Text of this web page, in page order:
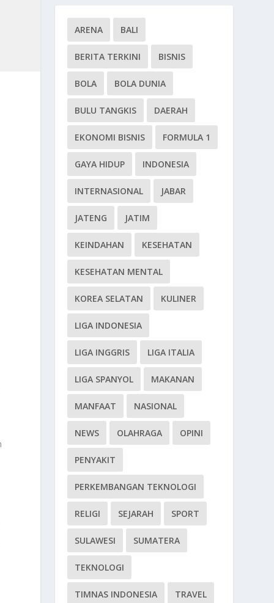
ARENA BALI
BERITA TERKINI BISNIS
BOLA BOLA DUNIA
BULU TANGKIS DAERAH
EKONOMI BISNIS FORMULA 1
GAYA HIDUP INDONESIA
INTERNASIONAL JABAR
JATENG JATIM
KEINDAHAN KESEHATAN
KESEHATAN MENTAL
KOREA SELATAN KULINER
LIGA INDONESIA
LIGA INGGRIS LIGA ITALIA
LIGA SPANYOL MAKANAN
MANFAAT NASIONAL
NEWS OLAHRAGA OPINI
PENYAKIT
PERKEMBANGAN TEKNOLOGI
RELIGI SEJARAH SPORT
SULAWESI SUMATERA
TEKNOLOGI
TIMNAS INDONESIA TRAVEL